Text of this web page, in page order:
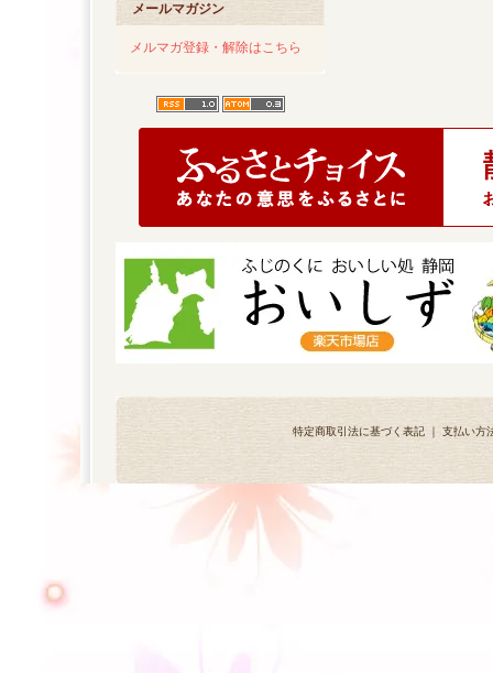
メールマガジン
メルマガ登録・解除はこちら
特定商取引法に基づく表記 ｜ 支払い方